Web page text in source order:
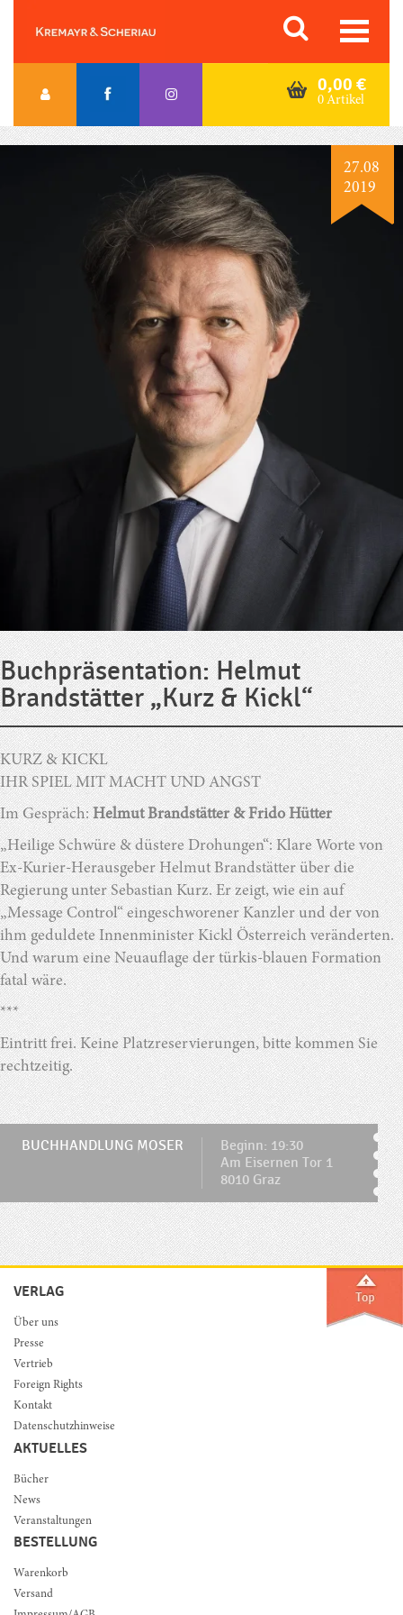
content
Orac K&S
0,00 €
0 Artikel
27.08
2019
Buchpräsentation: Helmut
Brandstätter „Kurz & Kickl“
KURZ & KICKL
IHR SPIEL MIT MACHT UND ANGST
Im Gespräch:Helmut Brandstätter & Frido Hütter
„Heilige Schwüre & düstere Drohungen“: Klare Worte von
Ex-Kurier-Herausgeber Helmut Brandstätter über die
Regierung unter Sebastian Kurz. Er zeigt, wie ein auf
„Message Control“ eingeschworener Kanzler und der von
ihm geduldete Innenminister Kickl Österreich veränderten.
Und warum eine Neuauflage der türkis-blauen Formation
fatal wäre.
***
Eintritt frei. Keine Platzreservierungen, bitte kommen Sie
rechtzeitig.
BUCHHANDLUNG MOSER
Beginn: 19:30
Am Eisernen Tor 1
8010 Graz
VERLAG
Über uns
Presse
Vertrieb
Foreign Rights
Kontakt
Datenschutzhinweise
AKTUELLES
Bücher
News
Veranstaltungen
BESTELLUNG
Warenkorb
Versand